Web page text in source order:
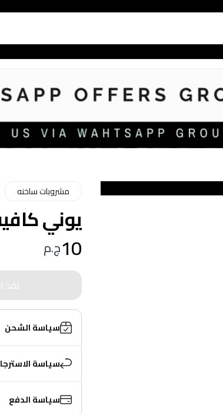
مشروبات ساخنه
يوني
10ج.م
نفذ
سياسة الشحن
سياسة
سياسة الدفع